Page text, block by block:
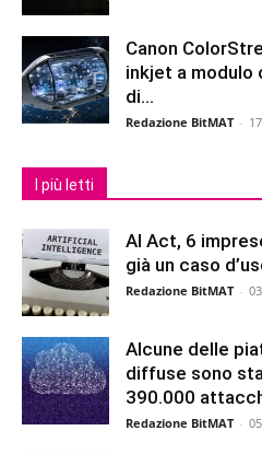
Canon
inkjet a modulo
di...
Redazione BitMAT -
I più letti
AI Act, 6
già un caso
Redazione BitMAT -
Alcune delle
diffuse sono
390.000
Redazione BitMAT -